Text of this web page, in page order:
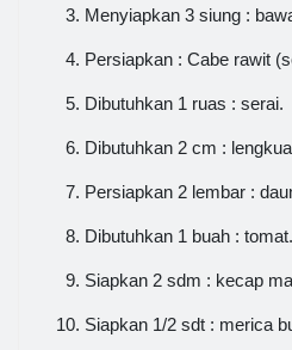
Menyiapkan 3 siung :
Persiapkan : Cabe rawit
Dibutuhkan 1 ruas : serai.
Dibutuhkan 2 cm :
Persiapkan 2 lembar :
Dibutuhkan 1 buah : tomat.
Siapkan 2 sdm : kecap
Siapkan 1/2 sdt : merica